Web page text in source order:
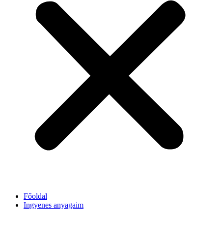
Főoldal
Ingyenes anyagaim